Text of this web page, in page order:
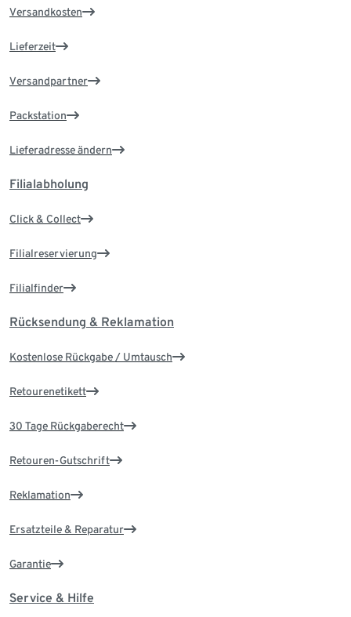
Versandkosten
Lieferzeit
Versandpartner
Packstation
Lieferadresse ändern
Filialabholung
Click & Collect
Filialreservierung
Filialfinder
Rücksendung & Reklamation
Kostenlose Rückgabe / Umtausch
Retourenetikett
30 Tage Rückgaberecht
Retouren-Gutschrift
Reklamation
Ersatzteile & Reparatur
Garantie
Service & Hilfe